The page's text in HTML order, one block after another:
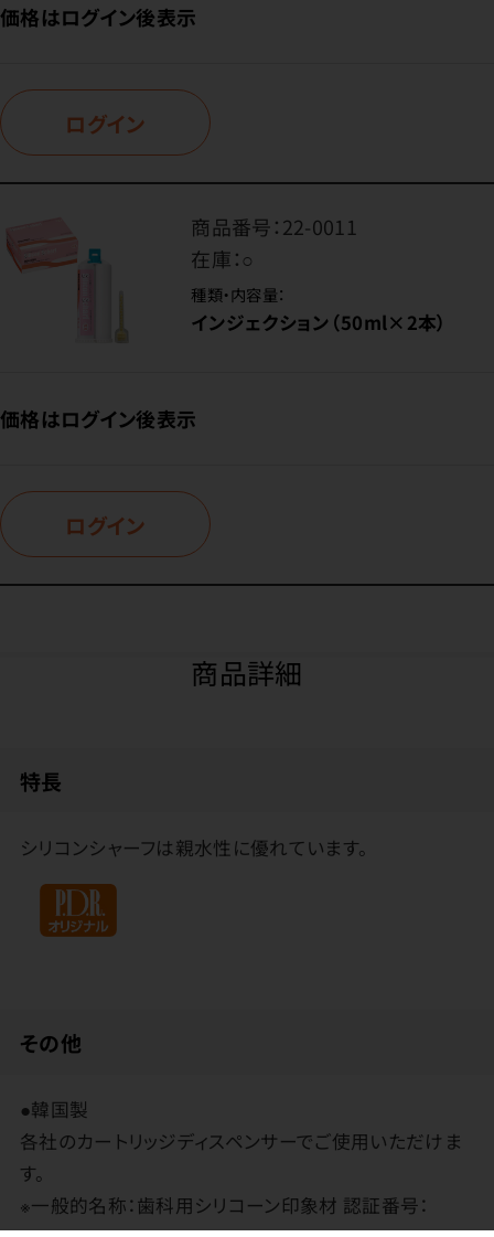
価格はログイン後表示
ログイン
商品番号：22-0011
在庫：○
種類・内容量：
インジェクション（50ml×2本）
価格はログイン後表示
ログイン
商品詳細
特長
シリコンシャーフは親水性に優れています。
その他
●韓国製
各社のカートリッジディスペンサーでご使用いただけま
す。
※一般的名称：歯科用シリコーン印象材 認証番号：